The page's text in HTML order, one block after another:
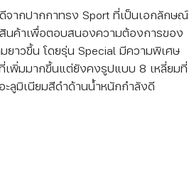
จากปากกาทรง Sport ที่เป็นเอกลักษณ์
ค้าเพื่อตอบสนองความต้องการของ
ยาวขึ้น โดยรุ่น Special มีความพิเศษ
เพิ่มมากขึ้นแต่ยังคงรูปแบบ 8 เหลี่ยมที่
ลูมิเนียมสีดำด้านน้ำหนักกำลังดี